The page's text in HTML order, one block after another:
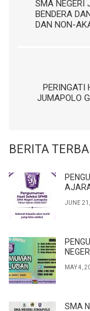
SMA NEGERI
BENDERA
DAN NON-
PERINGATI
JUMAPOLO
BERITA
JUNE
MAY 4,
SMA